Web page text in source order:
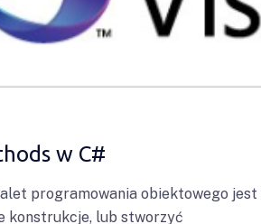
w C#
programowania obiektowego
konstrukcje, lub stworzyć